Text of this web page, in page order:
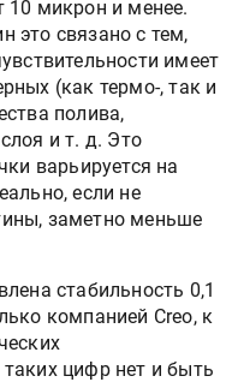
10 микрон и менее.
это связано с тем,
имеет
(как термо-, так и
полива,
и т. д. Это
варьируется на
если не
заметно меньше
стабильность 0,1
компанией Creo, к
цифр нет и быть